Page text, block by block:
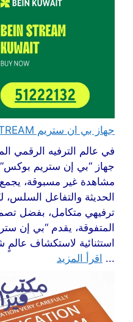
جهاز بي ان ستريم beIN STREAM الكويت مع اشتراك
في عالم الترفيه الرقمي
جهاز “بي إن ستريم بوكس”
مشاهدة غير مسبوقة، يجمع
الحديثة والتفاعل
ترفيهي متكامل، بفضل
المتفوقة، يقدم “بي إن
استثنائية لاستكشاف
... اقرأ المزيد